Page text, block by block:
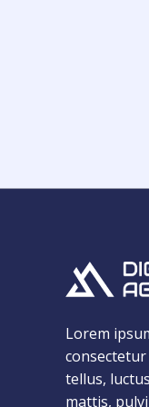
Lorem
tellus,
mattis,